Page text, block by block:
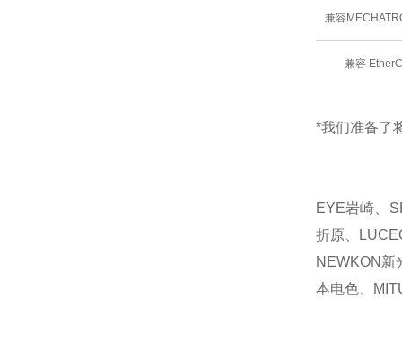
兼容
兼容
*我们准备了
EYE岩崎、
折原、
NEWKON新
本电色、